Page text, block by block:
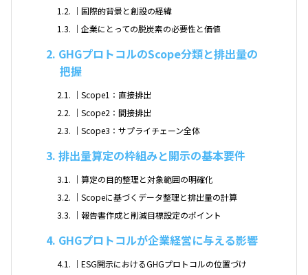
1.2
｜国際的背景と創設の経緯
1.3
｜企業にとっての脱炭素の必要性と価値
2 GHGプロトコルのScope分類と排出量の
把握
2.1
｜Scope1：直接排出
2.2
｜Scope2：間接排出
2.3
｜Scope3：サプライチェーン全体
3 排出量算定の枠組みと開示の基本要件
3.1
｜算定の目的整理と対象範囲の明確化
3.2
｜Scopeに基づくデータ整理と排出量の計算
3.3
｜報告書作成と削減目標設定のポイント
4 GHGプロトコルが企業経営に与える影響
4.1
｜ESG開示におけるGHGプロトコルの位置づけ